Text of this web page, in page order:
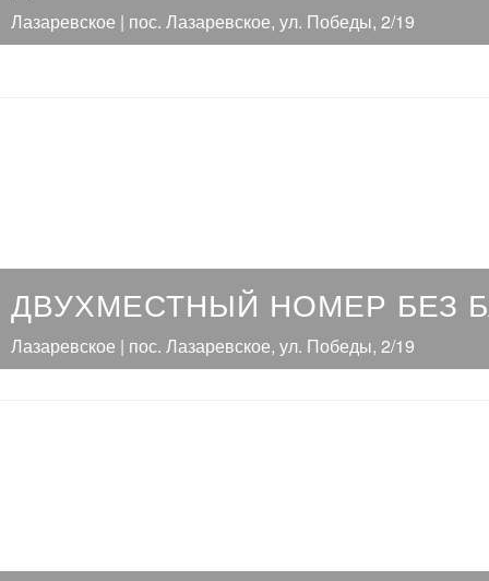
Лазаревское | пос. Лазаревское, ул. Победы, 2/19
ДВУХМЕСТНЫЙ НОМЕР БЕЗ
Лазаревское | пос. Лазаревское, ул. Победы, 2/19